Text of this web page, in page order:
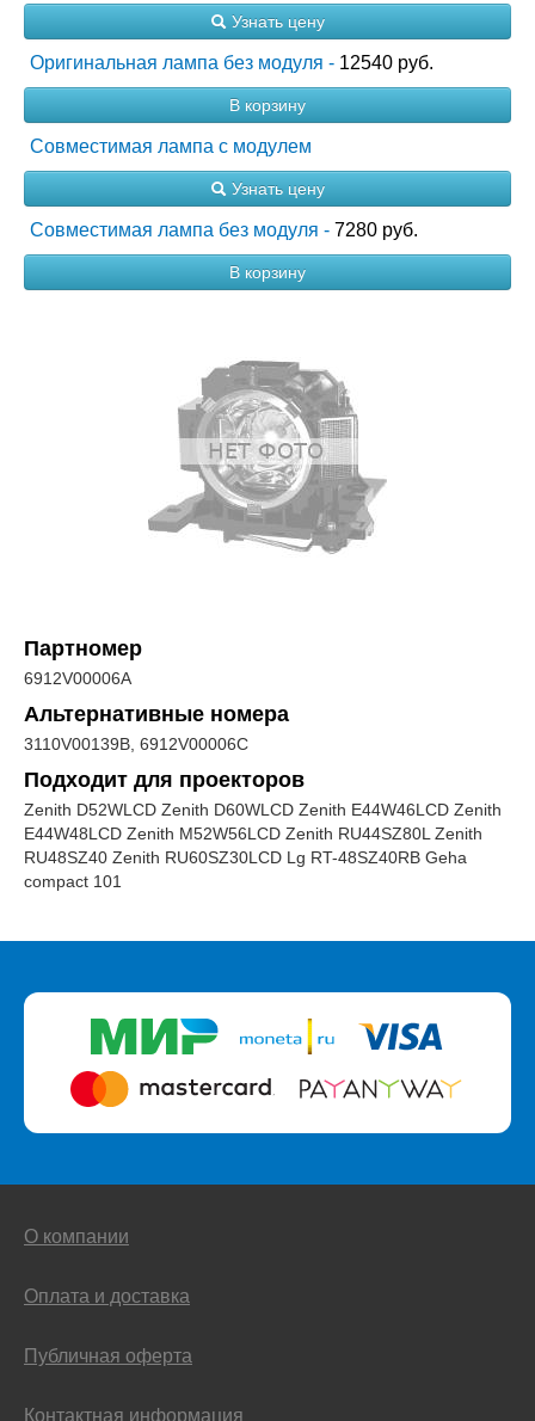
Узнать цену
Оригинальная лампа без модуля - 12540 руб.
В корзину
Совместимая лампа с модулем
Узнать цену
Совместимая лампа без модуля - 7280 руб.
В корзину
Партномер
6912V00006A
Альтернативные номера
3110V00139B, 6912V00006C
Подходит для проекторов
Zenith D52WLCD Zenith D60WLCD Zenith E44W46LCD Zenith
E44W48LCD Zenith M52W56LCD Zenith RU44SZ80L Zenith
RU48SZ40 Zenith RU60SZ30LCD Lg RT-48SZ40RB Geha
compact 101
О компании
Оплата и доставка
Публичная оферта
Контактная информация